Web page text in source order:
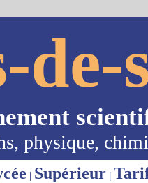
de-
physique,
| Supérieur |